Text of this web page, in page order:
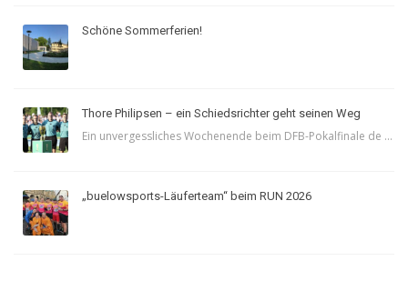
Schöne Sommerferien!
Thore Philipsen – ein Schiedsrichter geht seinen Weg
Ein unvergessliches Wochenende beim DFB-Pokalfinale de ...
„buelowsports-Läuferteam“ beim RUN 2026